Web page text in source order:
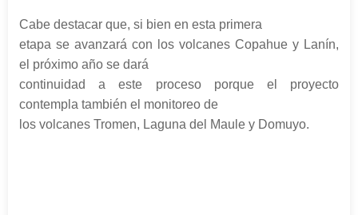
Cabe destacar que, si bien en esta primera
etapa se avanzará con los volcanes Copahue y Lanín,
el próximo año se dará
continuidad a este proceso porque el proyecto
contempla también el monitoreo de
los volcanes Tromen, Laguna del Maule y Domuyo.